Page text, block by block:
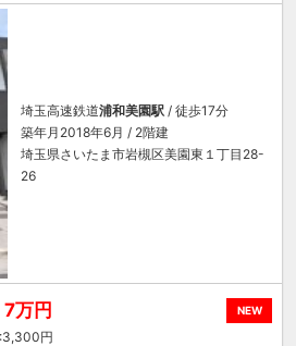
埼玉高速鉄道浦和美園駅 / 徒歩17分
築年月2018年6月 / 2階建
埼玉県さいたま市岩槻区美園東１丁目28-
26
NEW
7万円
3,300円